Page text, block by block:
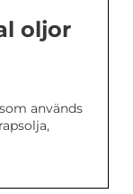
oljor
används